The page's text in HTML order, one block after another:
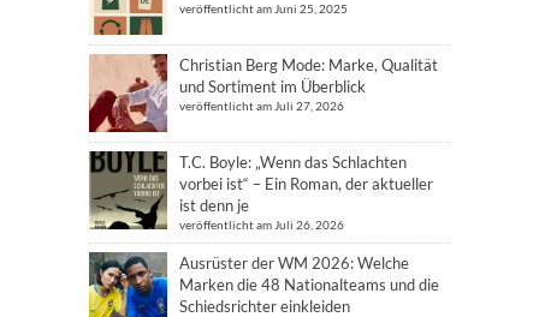
veröffentlicht am Juni 25, 2025
Christian Berg Mode: Marke, Qualität
und Sortiment im Überblick
veröffentlicht am Juli 27, 2026
T.C. Boyle: „Wenn das Schlachten
vorbei ist“ – Ein Roman, der aktueller
ist denn je
veröffentlicht am Juli 26, 2026
Ausrüster der WM 2026: Welche
Marken die 48 Nationalteams und die
Schiedsrichter einkleiden